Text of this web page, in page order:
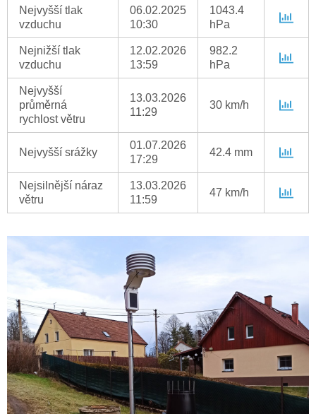
Nejvyšší tlak
vzduchu
06.02.2025
10:30
1043.4
hPa
Nejnižší tlak
vzduchu
12.02.2026
13:59
982.2
hPa
Nejvyšší
průměrná
rychlost větru
13.03.2026
11:29
30 km/h
Nejvyšší srážky
01.07.2026
17:29
42.4 mm
Nejsilnější náraz
větru
13.03.2026
11:59
47 km/h